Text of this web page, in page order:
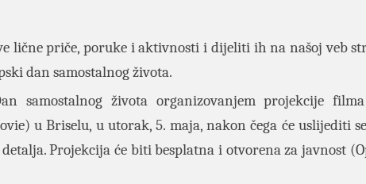
lične priče, poruke i aktivnosti i dijeliti ih na našoj veb
dan samostalnog života.
samostalnog života organizovanjem projekcije
u Briselu, u utorak, 5. maja, nakon čega će uslijediti
Projekcija će biti besplatna i otvorena za javnost